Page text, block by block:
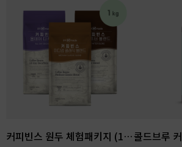
커피빈스 원두 체험패키지 (1kg)